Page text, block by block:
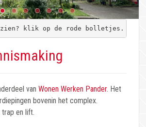
van Wonen Werken Pander. Het
bovenin het complex.
en lift.